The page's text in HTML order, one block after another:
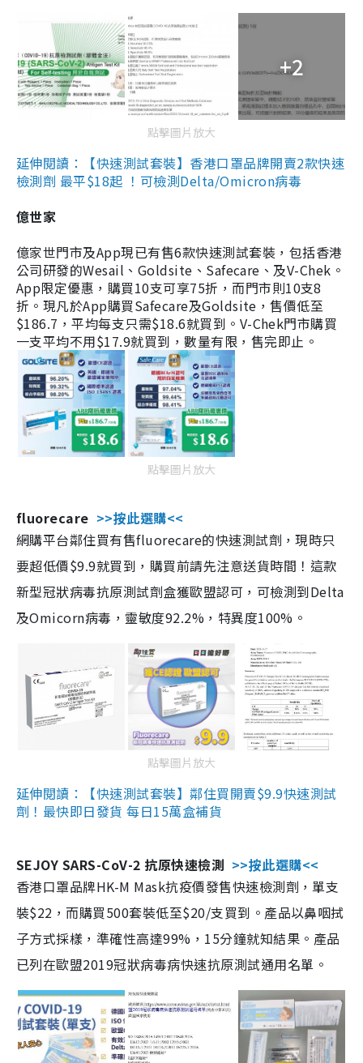
+2
點擊圖片放大
延伸閱讀：【快速測試套裝】香港口罩品牌開賣2款快速
檢測劑 最平$18起 ！可檢測Delta/Omicron病毒
億世家
億家世門市及App現已有售6款快速測試套裝，包括香港
公司研發的Wesail、Goldsite、Safecare、及V-Chek。
App限定優惠，購買10支可享75折，而門市則10支8
折。現凡於App購買Safecare及Goldsite，售價低至
$186.7，平均每支只需$18.6就買到。V-Chek門市購買
一支平均不用$17.9就買到，數量有限，售完即止。
點擊圖片放大
fluorecare >>按此選購<<
網購平台鄰住買有售fluorecare的快速測試劑，現時只
要超低價$9.9就買到，購買前請先注意送貨時間！這款
新型冠狀病毒抗原測試劑盒獲歐盟認可，可檢測到Delta
及Omicorn病毒，靈敏度92.2%，特異度100%。
點擊圖片放大
延伸閱讀：【快速測試套裝】鄰住買開賣$9.9快速測試
劑！最快即日發貨 每日15萬盒補貨
SEJOY SARS-CoV-2 抗原快速檢測 >>按此選購<<
香港口罩品牌HK-M Mask抗疫價發售快速檢測劑，單支
裝$22，而購買500套裝低至$20/支買到。產品以鼻咽拭
子方式採樣，準確性高達99%，15分鐘就知結果。產品
已列在歐盟2019冠狀病毒病快速抗原測試通用名單。